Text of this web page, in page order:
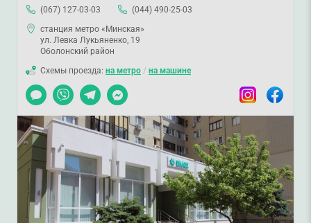
(067) 127-03-03
(044) 490-25-03
станция метро «Минская»
ул. Левка Лукьяненко, 19
Оболонский район
Схемы проезда: на метро / на машине
Чат
Viber TelegramMessenger InstagramFacebook